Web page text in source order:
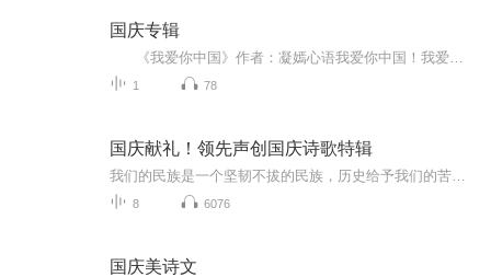
国庆专辑
1 78
国庆献礼！领先声创国庆诗歌特辑
8 6076
国庆美诗文